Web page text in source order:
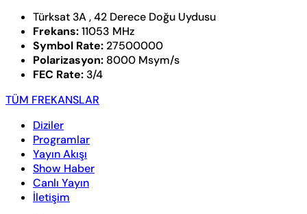
Türksat 3A , 42 Derece Doğu Uydusu
Frekans:11053 MHz
Symbol Rate: 27500000
Polarizasyon: 8000 Msym/s
FEC Rate: 3/4
TÜM FREKANSLAR
Diziler
Programlar
Yayın Akışı
Show Haber
Canlı Yayın
İletişim